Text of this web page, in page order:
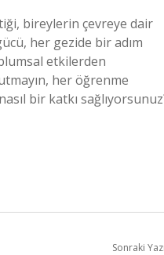
bireylerin çevreye dair
her gezide bir adım
etkilerden
her öğrenme
bir katkı
Sonraki Yazı